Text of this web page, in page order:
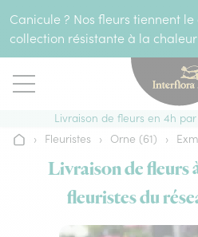
Canicule ? Nos fleurs tiennent
collection résistante à la chaleur
Livraison de fleurs en 4h
Accueil
› Fleuristes › Orne (61) ›
Livraison de fleurs
fleuristes du